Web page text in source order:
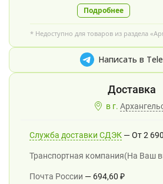
Подробнее
* Недоступно для товаров из раздела
Написать в
в г.
Служба доставки СДЭК От 2 690
Транспортная компания(На Ваш
Почта России 694,60 ₽